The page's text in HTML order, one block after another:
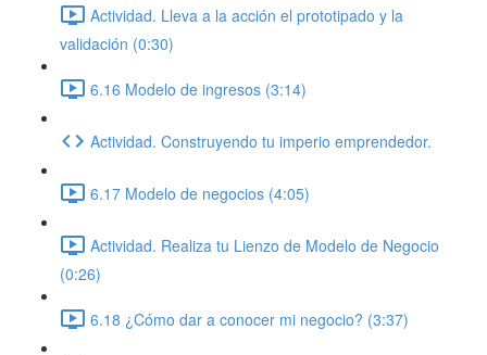
Actividad. Lleva a la acción el prototipado y la
validación (0:30)
6.16 Modelo de ingresos (3:14)
Actividad. Construyendo tu imperio emprendedor.
6.17 Modelo de negocios (4:05)
Actividad. Realiza tu Lienzo de Modelo de Negocio
(0:26)
6.18 ¿Cómo dar a conocer mi negocio? (3:37)